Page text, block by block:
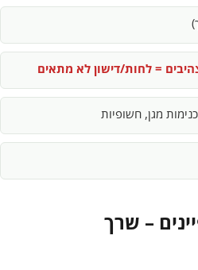
= לחות/דישון לא מתאים
מגן, חשופיות
– שרך